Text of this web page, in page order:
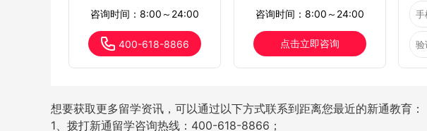
咨询时间：8:00～24:00
400-618-8866
咨询时间：8:00～24:00
点击立即咨询
想要获取更多留学资讯，可以通过以下方式联系到距离您最近的新通教育：
1、拨打新通留学咨询热线：400-618-8866；